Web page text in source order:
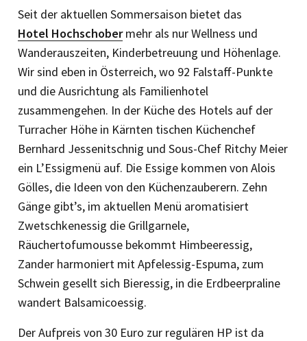
Seit der aktuellen Sommersaison bietet das
Hotel Hochschobermehr als nur Wellness und
Wanderauszeiten, Kinderbetreuung und Höhenlage.
Wir sind eben in Österreich, wo 92 Falstaff-Punkte
und die Ausrichtung als Familienhotel
zusammengehen. In der Küche des Hotels auf der
Turracher Höhe in Kärnten tischen Küchenchef
Bernhard Jessenitschnig und Sous-Chef Ritchy Meier
ein L’Essigmenü auf. Die Essige kommen von Alois
Gölles, die Ideen von den Küchenzauberern. Zehn
Gänge gibt’s, im aktuellen Menü aromatisiert
Zwetschkenessig die Grillgarnele,
Räuchertofumousse bekommt Himbeeressig,
Zander harmoniert mit Apfelessig-Espuma, zum
Schwein gesellt sich Bieressig, in die Erdbeerpraline
wandert Balsamicoessig.
Der Aufpreis von 30 Euro zur regulären HP ist da